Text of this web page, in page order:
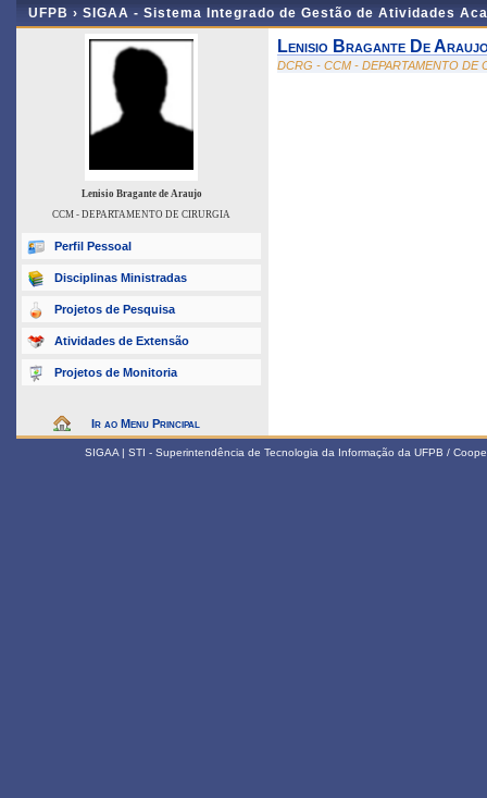
UFPB › SIGAA - Sistema Integrado de Gestão de Atividades
Lenisio Bragante de Araujo
CCM - DEPARTAMENTO DE CIRURGIA
Perfil Pessoal
Disciplinas Ministradas
Projetos de Pesquisa
Atividades de Extensão
Projetos de Monitoria
Ir ao Menu Principal
Lenisio Bragante De
DCRG - CCM - DEPARTAMENTO DE
SIGAA | STI - Superintendência de Tecnologia da Informação da UFPB /